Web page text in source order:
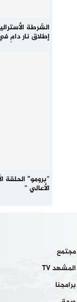
الشرطة
إطلاق نار دامٍ
“برومو” الحلقة
الأعالي “
مجتمع
المشهد TV
برامجنا